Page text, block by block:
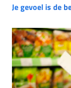
Je gevoel is de